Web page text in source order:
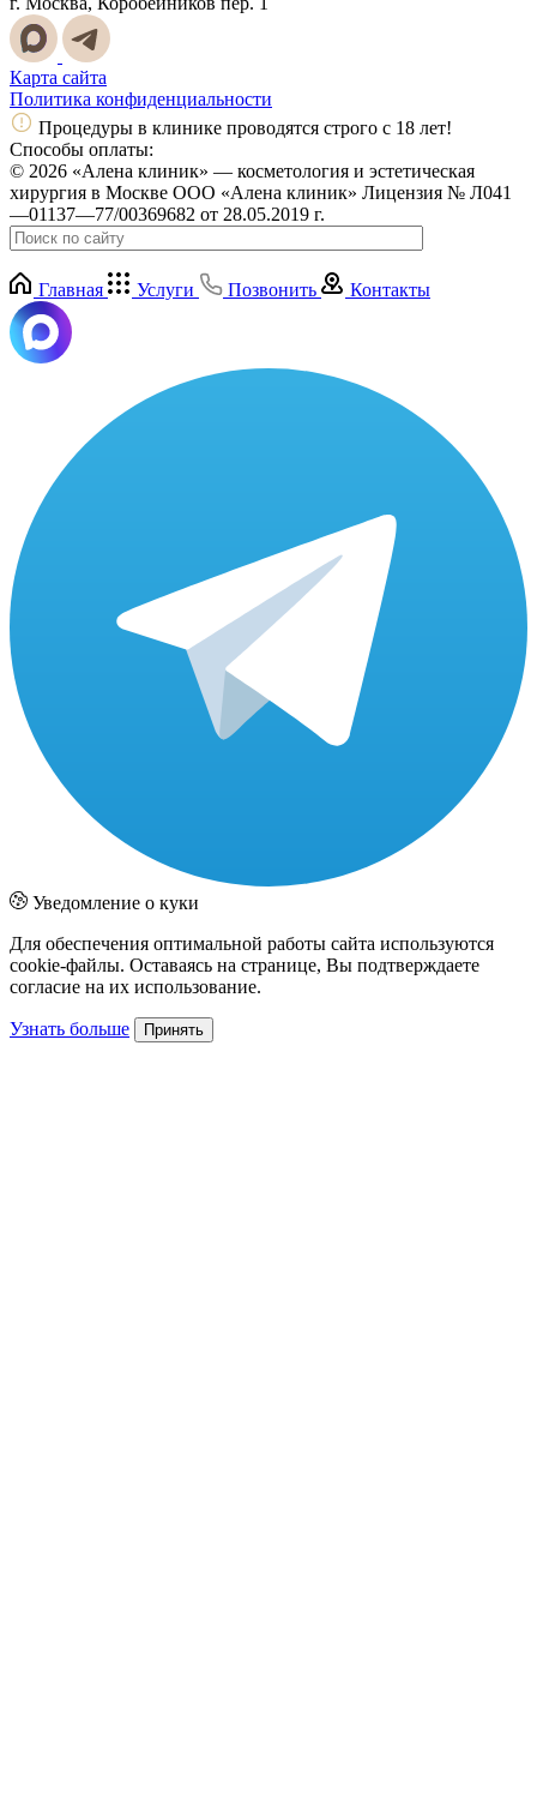
Карта сайта
Политика конфиденциальности
Процедуры в клинике проводятся строго с 18 лет!
Способы оплаты:
© 2026 «Алена клиник» — косметология и эстетическая
хирургия в Москве ООО «Алена клиник» Лицензия № Л041
—01137—77/00369682 от 28.05.2019 г.
Главная Услуги Позвонить Контакты
Уведомление о куки
Для обеспечения оптимальной работы сайта используются
cookie-файлы. Оставаясь на странице, Вы подтверждаете
согласие на их использование.
Узнать больше Принять